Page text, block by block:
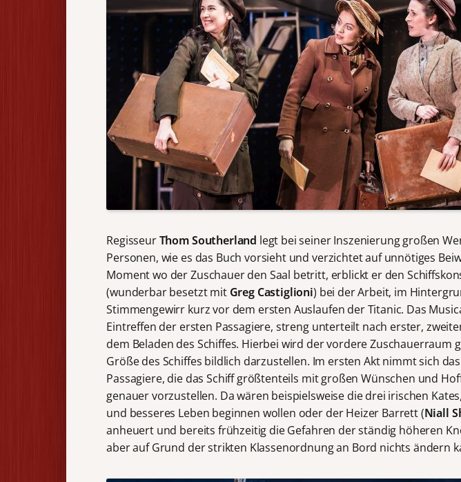
RegisseurThom Southerland legt bei seiner Inszenierung großen
Personen, wie es das Buch vorsieht und verzichtet auf unnötiges
Moment wo der Zuschauer den Saal betritt, erblickt er den
(wunderbar besetzt mit Greg Castiglioni) bei der Arbeit, im
Stimmengewirr kurz vor dem ersten Auslaufen der Titanic. Das
Eintreffen der ersten Passagiere, streng unterteilt nach erster,
dem Beladen des Schiffes. Hierbei wird der vordere Zuschauerraum
Größe des Schiffes bildlich darzustellen. Im ersten Akt nimmt sich
Passagiere, die das Schiff größtenteils mit großen Wünschen und
genauer vorzustellen. Da wären beispielsweise die drei irischen
und besseres Leben beginnen wollen oder der Heizer Barrett (Niall
anheuert und bereits frühzeitig die Gefahren der ständig höheren
aber auf Grund der strikten Klassenordnung an Bord nichts ändern